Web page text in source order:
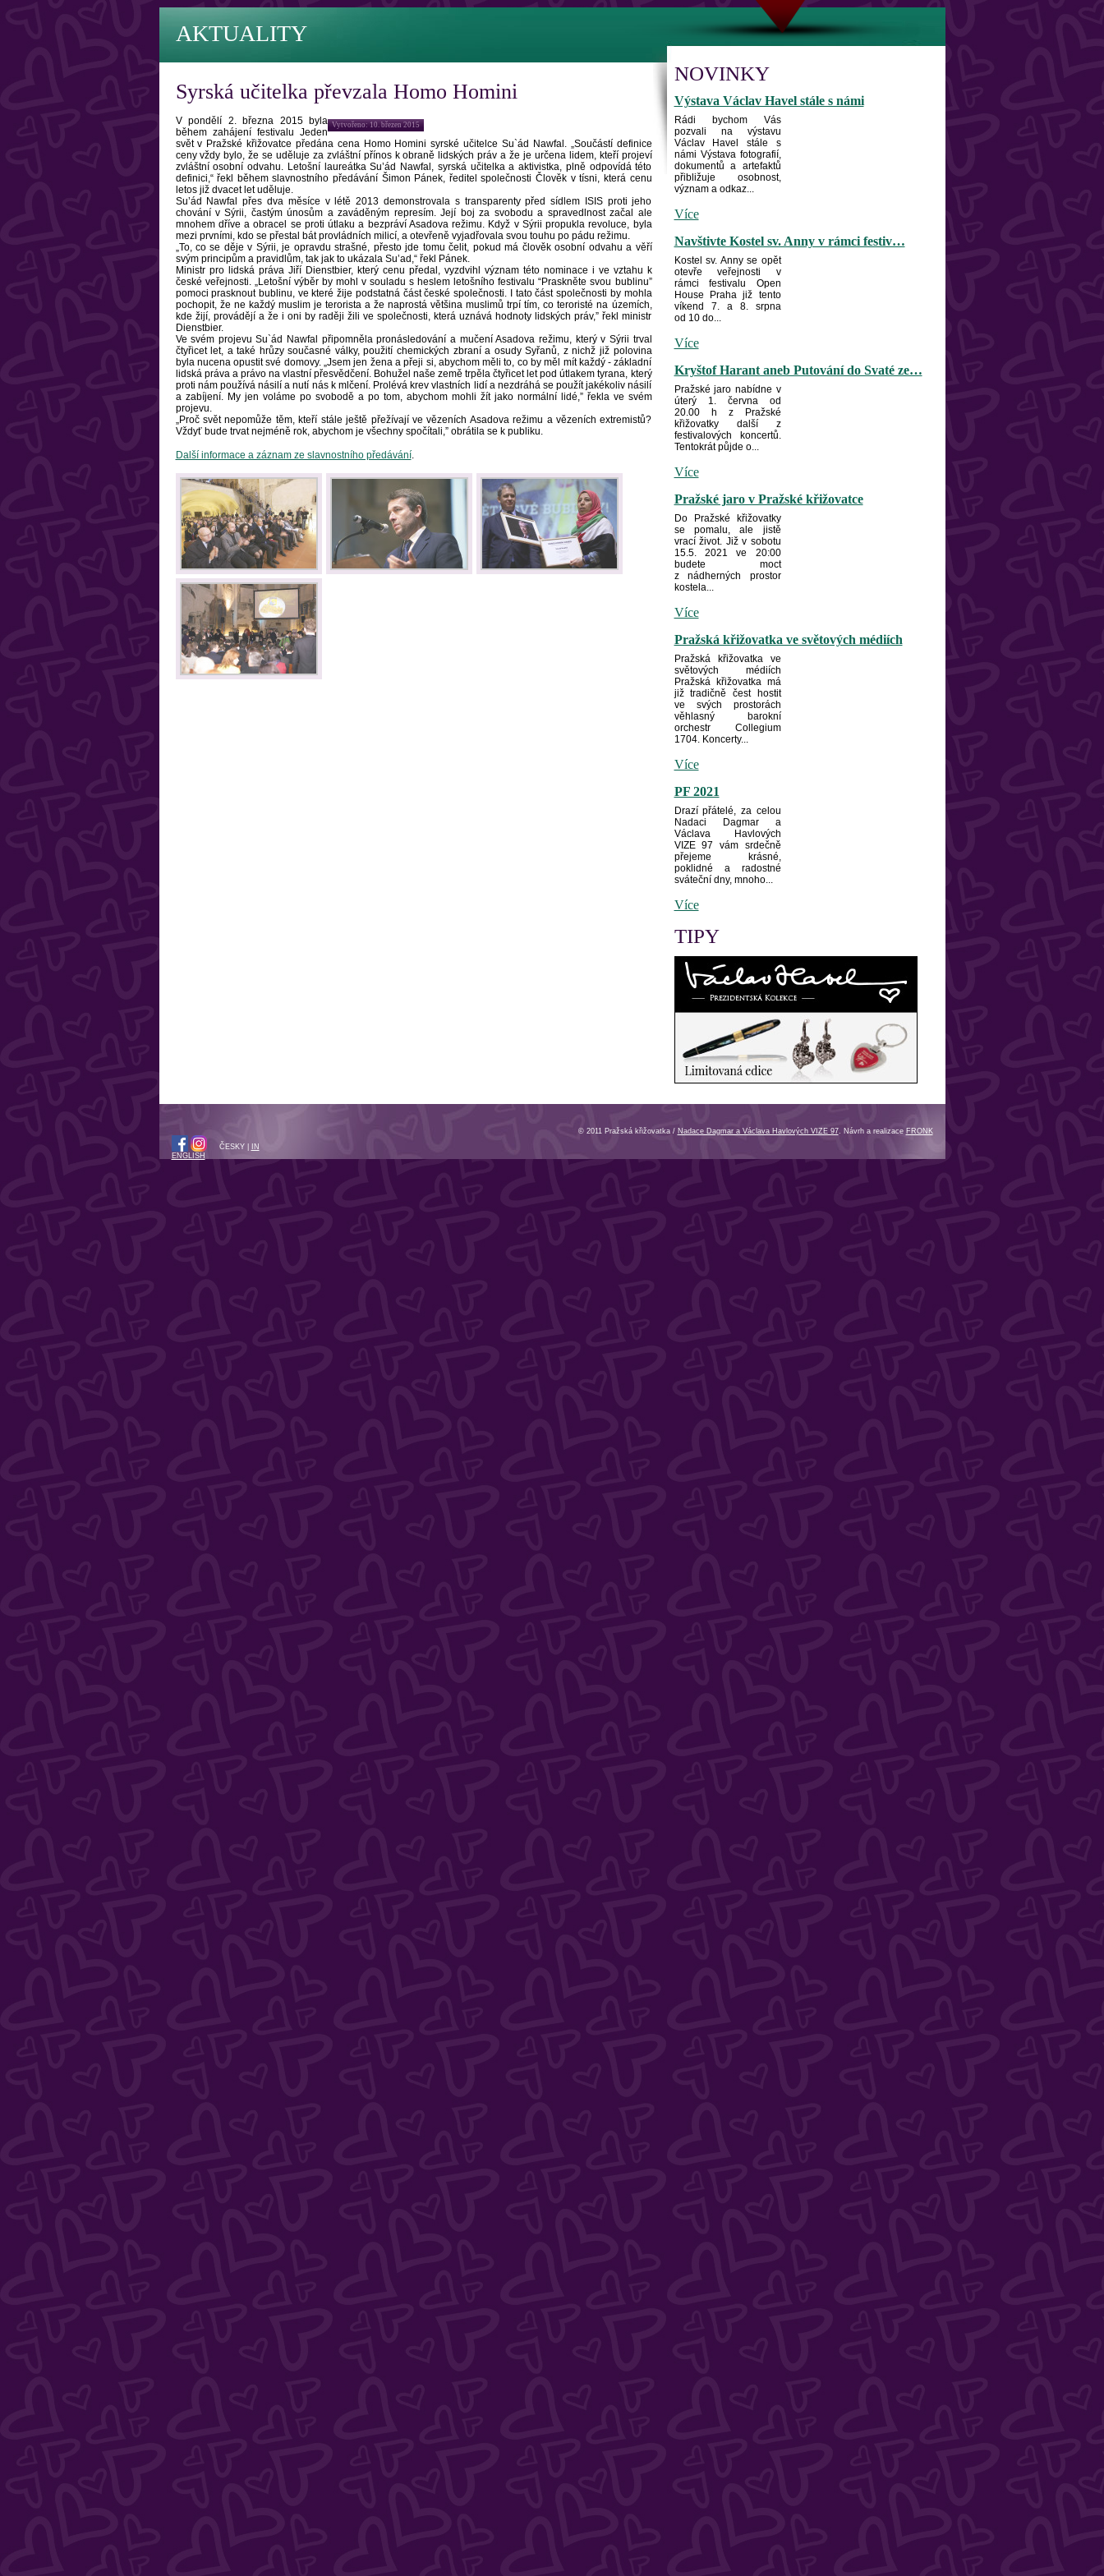
AKTUALITY
Syrská učitelka převzala Homo Homini
Vytvořeno: 10. březen 2015
V pondělí 2. března 2015 byla
během zahájení festivalu Jeden
svět v Pražské křižovatce předána cena Homo Homini syrské učitelce Su`ád Nawfal. „Součástí definice
ceny vždy bylo, že se uděluje za zvláštní přínos k obraně lidských práv a že je určena lidem, kteří projeví
zvláštní osobní odvahu. Letošní laureátka Su’ád Nawfal, syrská učitelka a aktivistka, plně odpovídá této
definici,“ řekl během slavnostního předávání Šimon Pánek, ředitel společnosti Člověk v tísni, která cenu
letos již dvacet let uděluje.
Su’ád Nawfal přes dva měsíce v létě 2013 demonstrovala s transparenty před sídlem ISIS proti jeho
chování v Sýrii, častým únosům a zaváděným represím. Její boj za svobodu a spravedlnost začal ale
mnohem dříve a obracel se proti útlaku a bezpráví Asadova režimu. Když v Sýrii propukla revoluce, byla
mezi prvními, kdo se přestal bát provládních milicí, a otevřeně vyjadřovala svou touhu po pádu režimu.
„To, co se děje v Sýrii, je opravdu strašné, přesto jde tomu čelit, pokud má člověk osobní odvahu a věří
svým principům a pravidlům, tak jak to ukázala Su’ad,“ řekl Pánek.
Ministr pro lidská práva Jiří Dienstbier, který cenu předal, vyzdvihl význam této nominace i ve vztahu k
české veřejnosti. „Letošní výběr by mohl v souladu s heslem letošního festivalu “Praskněte svou bublinu”
pomoci prasknout bublinu, ve které žije podstatná část české společnosti. I tato část společnosti by mohla
pochopit, že ne každý muslim je terorista a že naprostá většina muslimů trpí tím, co teroristé na územích,
kde žijí, provádějí a že i oni by raději žili ve společnosti, která uznává hodnoty lidských práv,” řekl ministr
Dienstbier.
Ve svém projevu Su`ád Nawfal připomněla pronásledování a mučení Asadova režimu, který v Sýrii trval
čtyřicet let, a také hrůzy současné války, použití chemických zbraní a osudy Syřanů, z nichž již polovina
byla nucena opustit své domovy. „Jsem jen žena a přeji si, abychom měli to, co by měl mít každý - základní
lidská práva a právo na vlastní přesvědčení. Bohužel naše země trpěla čtyřicet let pod útlakem tyrana, který
proti nám používá násilí a nutí nás k mlčení. Prolévá krev vlastních lidí a nezdráhá se použít jakékoliv násilí
a zabíjení. My jen voláme po svobodě a po tom, abychom mohli žít jako normální lidé,” řekla ve svém
projevu.
„Proč svět nepomůže těm, kteří stále ještě přežívají ve vězeních Asadova režimu a vězeních extremistů?
Vždyť bude trvat nejméně rok, abychom je všechny spočítali,” obrátila se k publiku.
Další informace a záznam ze slavnostního předávání.
NOVINKY
Výstava Václav Havel stále s námi
Rádi bychom Vás
pozvali na výstavu
Václav Havel stále s
námi Výstava fotografií,
dokumentů a artefaktů
přibližuje osobnost,
význam a odkaz...
Více
Navštivte Kostel sv. Anny v rámci festiv…
Kostel sv. Anny se opět
otevře veřejnosti v
rámci festivalu Open
House Praha již tento
víkend 7. a 8. srpna
od 10 do...
Více
Kryštof Harant aneb Putování do Svaté ze…
Pražské jaro nabídne v
úterý 1. června od
20.00 h z Pražské
křižovatky další z
festivalových koncertů.
Tentokrát půjde o...
Více
Pražské jaro v Pražské křižovatce
Do Pražské křižovatky
se pomalu, ale jistě
vrací život. Již v sobotu
15.5. 2021 ve 20:00
budete moct
z nádherných prostor
kostela...
Více
Pražská křižovatka ve světových médiích
Pražská křižovatka ve
světových médiích
Pražská křižovatka má
již tradičně čest hostit
ve svých prostorách
věhlasný barokní
orchestr Collegium
1704. Koncerty...
Více
PF 2021
Drazí přátelé, za celou
Nadaci Dagmar a
Václava Havlových
VIZE 97 vám srdečně
přejeme krásné,
poklidné a radostné
sváteční dny, mnoho...
Více
TIPY
ČESKY |
IN
ENGLISH
© 2011 Pražská křižovatka / Nadace Dagmar a Václava Havlových VIZE 97. Návrh a realizace FRONK